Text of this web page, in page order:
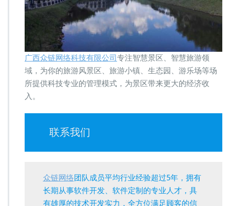
广西众链网络科技有限公司专注智慧景区、智慧旅游领
域，为你的旅游风景区、旅游小镇、生态园、游乐场等场
所提供科技专业的管理模式，为景区带来更大的经济收
入。
联系我们
众链网络团队成员平均行业经验超过5年，拥有
长期从事软件开发、软件定制的专业人才，具
有雄厚的技术开发实力，全方位满足顾客的信